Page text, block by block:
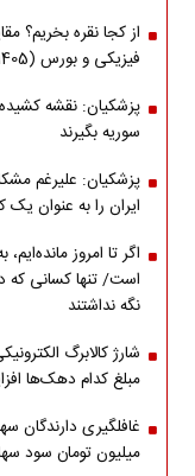
از کجا نقره بخریم؟
فیزیکی و بورس (1405) + جدول
سوریه بگیرند
پزشکیان: علیرغم
ایران را به عنوان
اگر تا امروز
است/ تنها کسانی که
نگه نداشتند
مبلغ کدام دهک‌ها
میلیون تومان سود